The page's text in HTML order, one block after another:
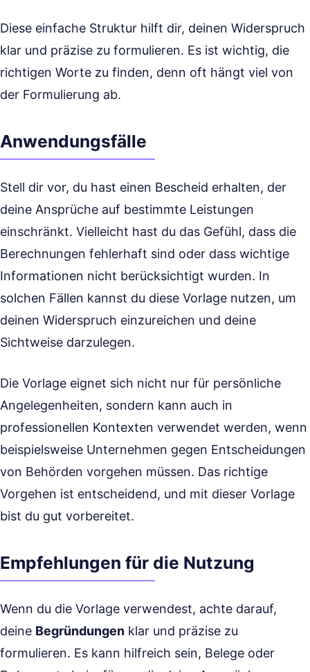
Diese einfache Struktur hilft dir, deinen Widerspruch
klar und präzise zu formulieren. Es ist wichtig, die
richtigen Worte zu finden, denn oft hängt viel von
der Formulierung ab.
Anwendungsfälle
Stell dir vor, du hast einen Bescheid erhalten, der
deine Ansprüche auf bestimmte Leistungen
einschränkt. Vielleicht hast du das Gefühl, dass die
Berechnungen fehlerhaft sind oder dass wichtige
Informationen nicht berücksichtigt wurden. In
solchen Fällen kannst du diese Vorlage nutzen, um
deinen Widerspruch einzureichen und deine
Sichtweise darzulegen.
Die Vorlage eignet sich nicht nur für persönliche
Angelegenheiten, sondern kann auch in
professionellen Kontexten verwendet werden, wenn
beispielsweise Unternehmen gegen Entscheidungen
von Behörden vorgehen müssen. Das richtige
Vorgehen ist entscheidend, und mit dieser Vorlage
bist du gut vorbereitet.
Empfehlungen für die Nutzung
Wenn du die Vorlage verwendest, achte darauf,
deine Begründungen klar und präzise zu
formulieren. Es kann hilfreich sein, Belege oder